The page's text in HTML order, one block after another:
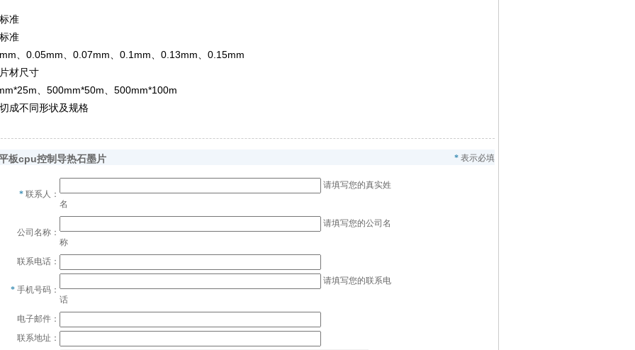
准
准
、0.05mm、0.07mm、0.1mm、0.13mm、0.15mm
材尺寸
、500mm*50m、500mm*100m
成不同形状及规格
* 表示必填
板cpu控制导热石墨片
* 联系人：
请填写您的真实姓
名
公司名称：
请填写您的公司名
称
联系电话：
* 手机号码：
请填写您的联系电
话
电子邮件：
联系地址：